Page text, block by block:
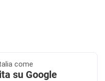
come
su Google